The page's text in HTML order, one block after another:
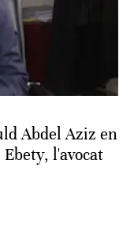
Abdel Aziz en
l'avocat